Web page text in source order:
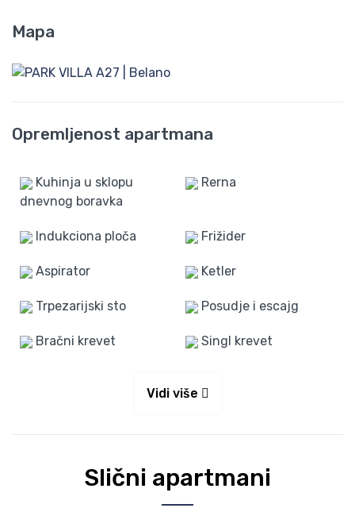
Mapa
Opremljenost apartmana
Kuhinja u sklopu
dnevnog boravka
Rerna
Indukciona ploča Frižider
Aspirator Ketler
Trpezarijski sto Posudje i escajg
Bračni krevet Singl krevet
Vidi više
Slični apartmani